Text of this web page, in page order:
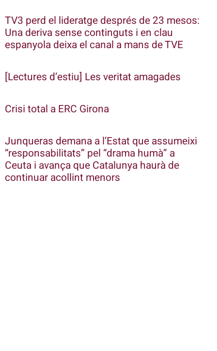
TV3 perd el lideratge després de 23 mesos:
Una deriva sense continguts i en clau
espanyola deixa el canal a mans de TVE
[Lectures d’estiu] Les veritat amagades
Crisi total a ERC Girona
Junqueras demana a l’Estat que assumeixi
“responsabilitats” pel “drama humà” a
Ceuta i avança que Catalunya haurà de
continuar acollint menors